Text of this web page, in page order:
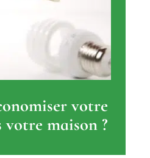
votre
votre maison ?